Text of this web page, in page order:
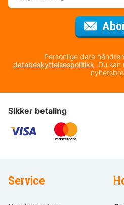
Personlige data
databeskyttelsespolitikk. Du kan
Sikker betaling
Service